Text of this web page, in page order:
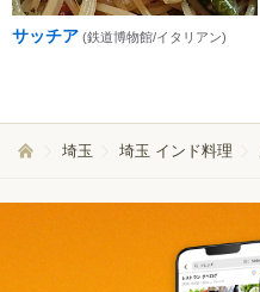
サッチア (鉄道博物館/イタリアン)
埼玉 埼玉 インド料理